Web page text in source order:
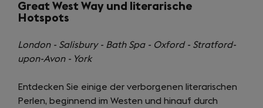
Great West Way und literarische
Hotspots
London - Salisbury - Bath Spa - Oxford - Stratford-
upon-Avon - York
Entdecken Sie einige der verborgenen literarischen
Perlen, beginnend im Westen und hinauf durch